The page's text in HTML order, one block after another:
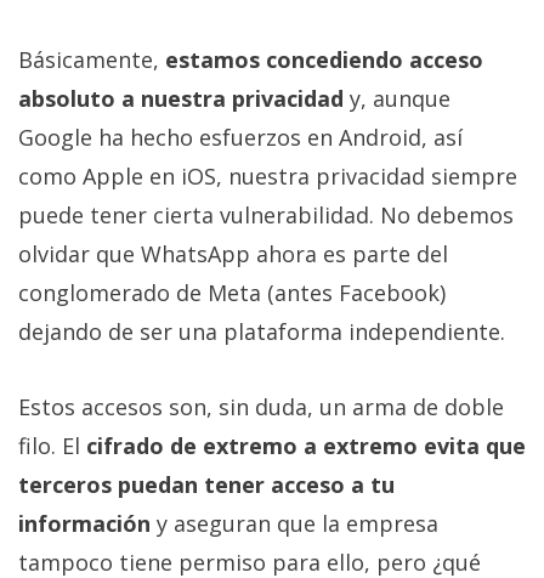
Básicamente, estamos concediendo acceso
absoluto a nuestra privacidad y, aunque
Google ha hecho esfuerzos en Android, así
como Apple en iOS, nuestra privacidad siempre
puede tener cierta vulnerabilidad. No debemos
olvidar que WhatsApp ahora es parte del
conglomerado de Meta (antes Facebook)
dejando de ser una plataforma independiente.
Estos accesos son, sin duda, un arma de doble
filo. El cifrado de extremo a extremo evita que
terceros puedan tener acceso a tu
información y aseguran que la empresa
tampoco tiene permiso para ello, pero ¿qué